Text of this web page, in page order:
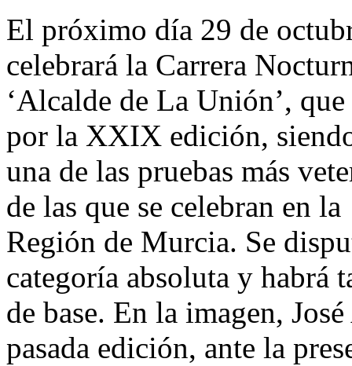
El próximo día 29 de
celebrará la Carrera
‘Alcalde de La Unión’,
por la XXIX edición,
una de las pruebas más
de las que se celebran en la
Región de Murcia. Se
categoría absoluta y habrá
de base. En la imagen,
pasada edición, ante la